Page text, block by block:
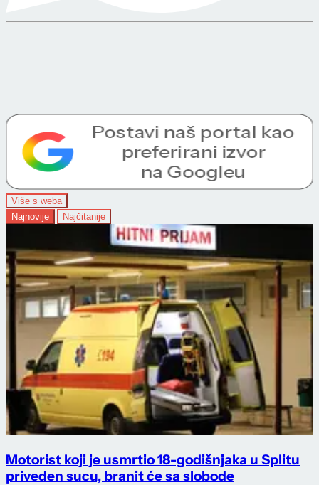
Više s weba
Najnovije
Najčitanije
Motorist koji je usmrtio 18-godišnjaka u Splitu
priveden sucu, branit će sa slobode